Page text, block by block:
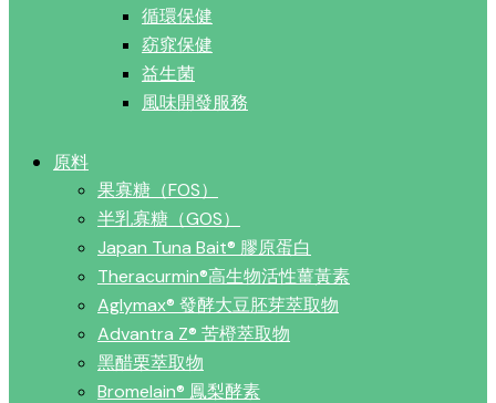
循環保健
窈窕保健
益生菌
風味開發服務
原料
果寡糖（FOS）
半乳寡糖（GOS）
Japan Tuna Bait® 膠原蛋白
Theracurmin®高生物活性薑黃素
Aglymax® 發酵大豆胚芽萃取物
Advantra Z® 苦橙萃取物
黑醋栗萃取物
Bromelain® 鳳梨酵素